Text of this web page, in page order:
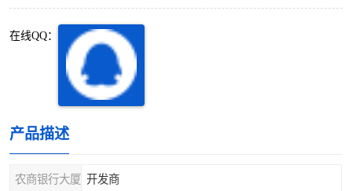
在线QQ：
产品描述
农商银行大厦 开发商
深圳超级总部基地 后海
龙岗区